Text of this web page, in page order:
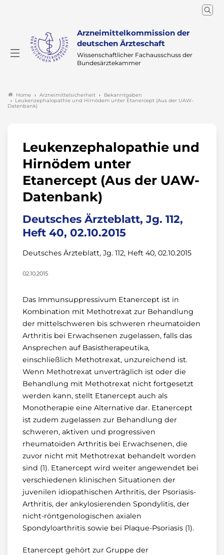
Arzneimittelkommission der
deutschen Ärzteschaft
Wissenschaftlicher Fachausschuss der
Bundesärztekammer
Home Arzneimittelsicherheit
Bekanntgaben
Leukenzephalopathie und Hirnödem unter Etanercept (Aus der UAW-
Datenbank)
Leukenzephalopathie und
Hirnödem unter
Etanercept (Aus der UAW-
Datenbank)
Deutsches Ärzteblatt, Jg. 112,
Heft 40, 02.10.2015
Deutsches Ärzteblatt, Jg. 112, Heft 40, 02.10.2015
02.10.2015
Das Immunsuppressivum Etanercept ist in
Kombination mit Methotrexat zur Behandlung
der mittelschweren bis schweren rheumatoiden
Arthritis bei Erwachsenen zugelassen, falls das
Ansprechen auf Basistherapeutika,
einschließlich Methotrexat, unzureichend ist.
Wenn Methotrexat unverträglich ist oder die
Behandlung mit Methotrexat nicht fortgesetzt
werden kann, stellt Etanercept auch als
Monotherapie eine Alternative dar. Etanercept
ist zudem zugelassen zur Behandlung der
schweren, aktiven und progressiven
rheumatoiden Arthritis bei Erwachsenen, die
zuvor nicht mit Methotrexat behandelt worden
sind (1). Etanercept wird weiter angewendet bei
verschiedenen klinischen Situationen der
juvenilen idiopathischen Arthritis, der Psoriasis-
Arthritis, der ankylosierenden Spondylitis, der
nicht-röntgenologischen axialen
Spondyloarthritis sowie bei Plaque-Psoriasis (1).
Etanercept gehört zur Gruppe der